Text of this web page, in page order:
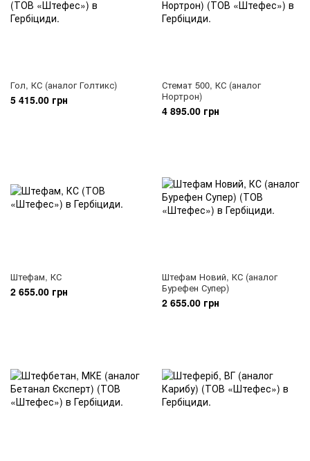
Гол, КС (аналог Голтикс)
5 415.00 грн
Стемат 500, КС (аналог
Нортрон)
4 895.00 грн
Штефам, КС
2 655.00 грн
Штефам Новий, КС (аналог
Бурефен Супер)
2 655.00 грн